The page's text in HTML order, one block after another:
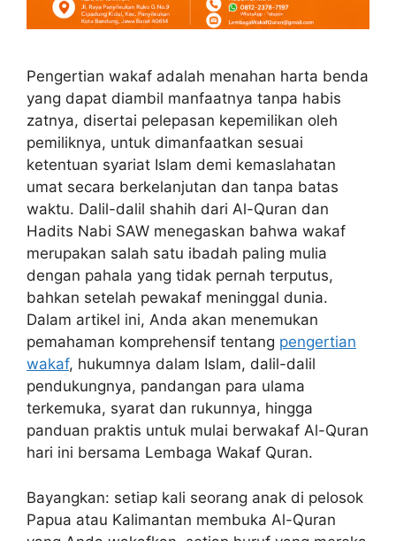
Pengertian wakaf adalah menahan harta benda
yang dapat diambil manfaatnya tanpa habis
zatnya, disertai pelepasan kepemilikan oleh
pemiliknya, untuk dimanfaatkan sesuai
ketentuan syariat Islam demi kemaslahatan
umat secara berkelanjutan dan tanpa batas
waktu. Dalil-dalil shahih dari Al-Quran dan
Hadits Nabi SAW menegaskan bahwa wakaf
merupakan salah satu ibadah paling mulia
dengan pahala yang tidak pernah terputus,
bahkan setelah pewakaf meninggal dunia.
Dalam artikel ini, Anda akan menemukan
pemahaman komprehensif tentang pengertian
wakaf, hukumnya dalam Islam, dalil-dalil
pendukungnya, pandangan para ulama
terkemuka, syarat dan rukunnya, hingga
panduan praktis untuk mulai berwakaf Al-Quran
hari ini bersama Lembaga Wakaf Quran.
Bayangkan: setiap kali seorang anak di pelosok
Papua atau Kalimantan membuka Al-Quran